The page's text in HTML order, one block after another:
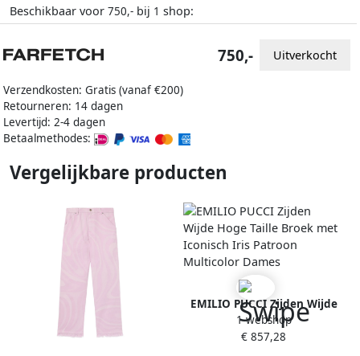
Beschikbaar voor 750,- bij 1 shop:
Verzendkosten: Gratis (vanaf €200)
Retourneren: 14 dagen
Levertijd: 2-4 dagen
Betaalmethodes:
750,- Uitverkocht
Vergelijkbare producten
EMILIO PUCCI Zijden Wijde
Hoge Taille Broek met
Iconisch Iris Patroon
1 webshop
€ 857,28